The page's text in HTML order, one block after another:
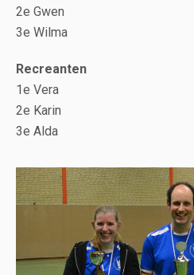
2e Gwen
3e Wilma
Recreanten
1e Vera
2e Karin
3e Alda